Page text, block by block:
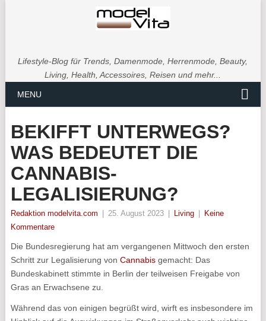
Lifestyle-Blog für Trends, Damenmode, Herrenmode, Beauty,
Living, Health, Accessoires, Reisen und mehr...
MENU
BEKIFFT UNTERWEGS?
WAS BEDEUTET DIE
CANNABIS-
LEGALISIERUNG?
Redaktion modelvita.com 25. August 2023 Living
Keine
Kommentare
Die Bundesregierung hat am vergangenen Mittwoch den ersten
Schritt zur Legalisierung von Cannabisgemacht: Das
Bundeskabinett stimmte in Berlin der teilweisen Freigabe von
Gras an Erwachsene zu.
Während das von einigen begrüßt wird, wirft es insbesondere im